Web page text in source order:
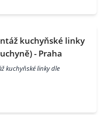
kuchyňské linky
- Praha
kuchyňské linky dle